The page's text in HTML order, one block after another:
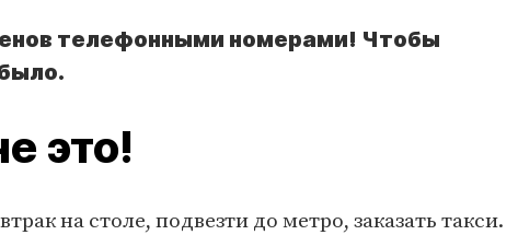
телефонными номерами! Чтобы
это!
на столе, подвезти до метро, заказать такси.